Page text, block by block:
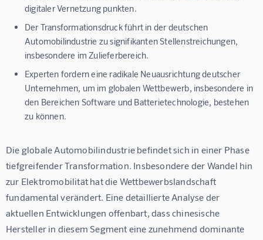
digitaler Vernetzung punkten.
Der Transformationsdruck führt in der deutschen
Automobilindustrie zu signifikanten Stellenstreichungen,
insbesondere im Zulieferbereich.
Experten fordern eine radikale Neuausrichtung deutscher
Unternehmen, um im globalen Wettbewerb, insbesondere in
den Bereichen Software und Batterietechnologie, bestehen
zu können.
Die globale Automobilindustrie befindet sich in einer Phase
tiefgreifender Transformation. Insbesondere der Wandel hin
zur Elektromobilität hat die Wettbewerbslandschaft
fundamental verändert. Eine detaillierte Analyse der
aktuellen Entwicklungen offenbart, dass chinesische
Hersteller in diesem Segment eine zunehmend dominante